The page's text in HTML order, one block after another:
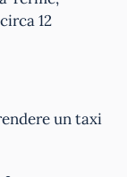
12
un taxi